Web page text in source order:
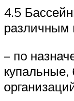
4.5
различным
– по
купальные,